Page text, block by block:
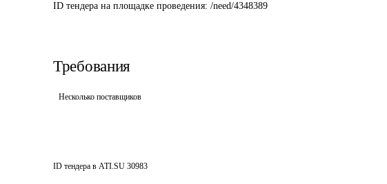
ID тендера на площадке проведения: /need/4348389
Требования
Несколько поставщиков
ID тендера в ATI.SU 30983